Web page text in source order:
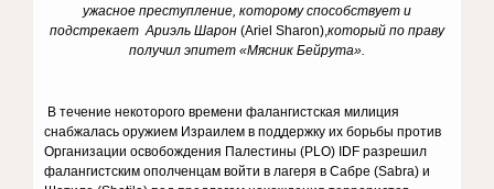
ужасное преступление, которому способствует и
подстрекает Ариэль Шарон (Ariel Sharon),который по праву
получил эпитет «Мясник Бейрута».
В течение некоторого времени фалангистская милиция
снабжалась оружием Израилем в поддержку их борьбы против
Организации освобождения Палестины (PLO) IDF разрешил
фалангистским ополченцам войти в лагеря в Сабре (Sabra) и